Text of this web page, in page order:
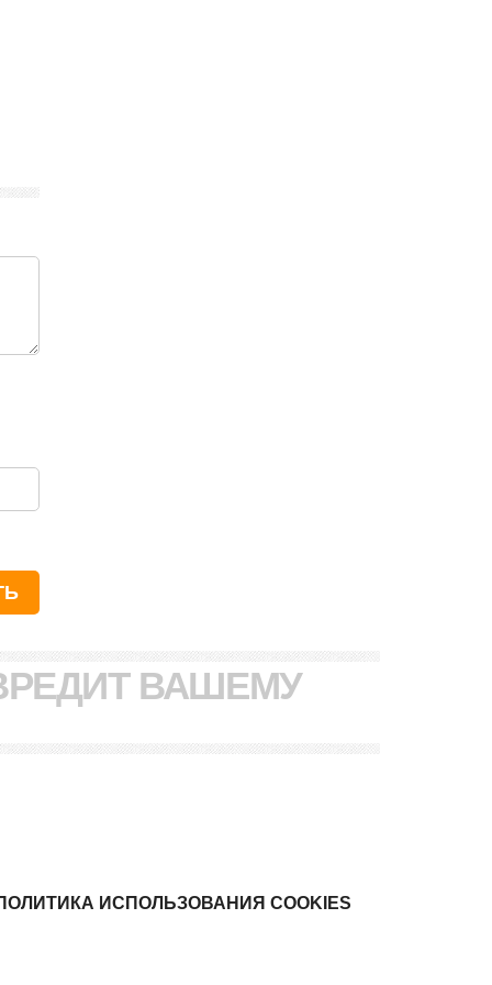
ВАШЕМУ
ИСПОЛЬЗОВАНИЯ COOKIES